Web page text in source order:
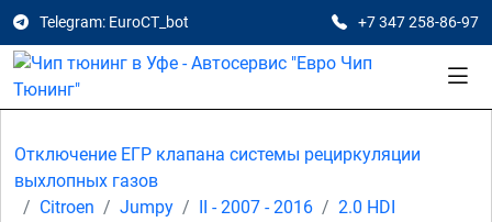
Telegram: EuroCT_bot +7 347 258-86-97
Отключение ЕГР клапана системы рециркуляции
выхлопных газов
Citroen
Jumpy II - 2007 - 2016
2.0 HDI